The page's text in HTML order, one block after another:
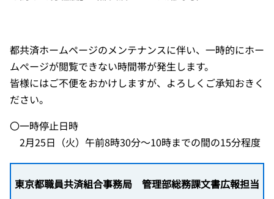
都共済ホームページのメンテナンスに伴い、一時的にホー
ムぺージが閲覧できない時間帯が発生します。
皆様にはご不便をおかけしますが、よろしくご承知おきく
ださい。
〇一時停止日時
2月25日（火）午前8時30分～10時までの間の15分程度
東京都職員共済組合事務局 管理部総務課文書広報担当